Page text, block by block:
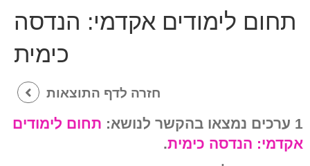
תחום לימודים אקדמי: הנדסה
כימית
חזרה לדף התוצאות
1 ערכים נמצאו בהקשר לנושא:
תחום לימודים
אקדמי: הנדסה כימית.